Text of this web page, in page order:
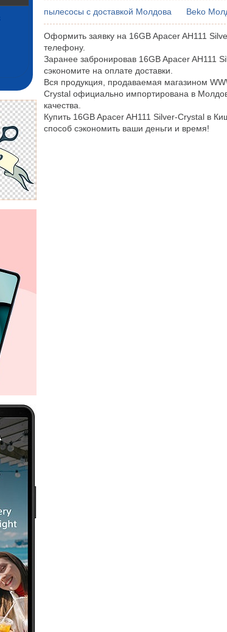
пылесосы с доставкой Молдова Beko
Оформить заявку на 16GB Apacer AH111
телефону.
Заранее забронировав 16GB Apacer AH111
сэкономите на оплате доставки.
Вся продукция, продаваемая магазином
Crystal официально импортирована в
качества.
Купить 16GB Apacer AH111 Silver-Crystal в
способ сэкономить ваши деньги и время!